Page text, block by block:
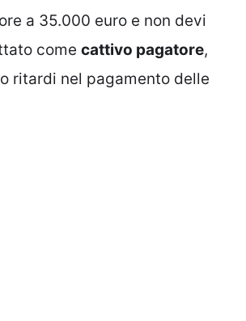
a 35.000 euro e non devi
come cattivo pagatore,
ritardi nel pagamento delle